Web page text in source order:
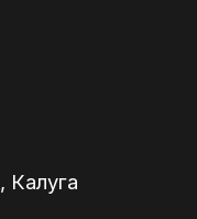
, Калуга